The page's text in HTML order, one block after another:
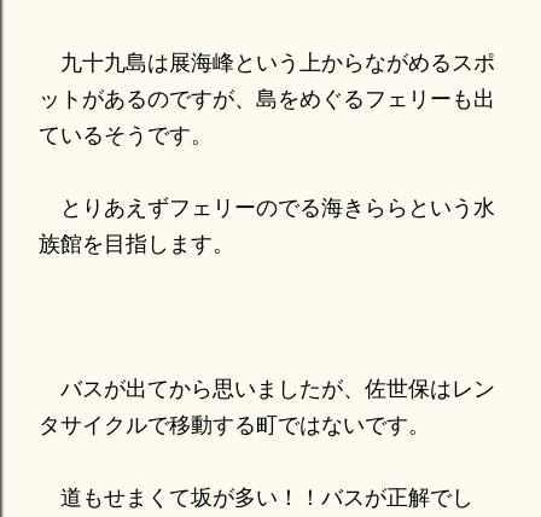
九十九島は展海峰という上からながめるスポ
ットがあるのですが、島をめぐるフェリーも出
ているそうです。
とりあえずフェリーのでる海きららという水
族館を目指します。
バスが出てから思いましたが、佐世保はレン
タサイクルで移動する町ではないです。
道もせまくて坂が多い！！バスが正解でし